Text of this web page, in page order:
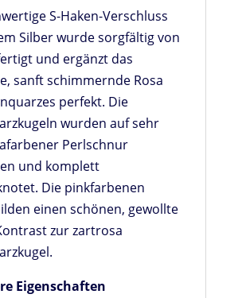
S-Haken-Verschluss
Silber wurde sorgfältig von
und ergänzt das
sanft schimmernde Rosa
perfekt. Die
wurden auf sehr
Perlschnur
und komplett
Die pinkfarbenen
einen schönen, gewollte
zur zartrosa
Eigenschaften